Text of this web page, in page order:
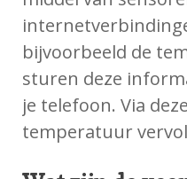
bijvoorbeeld de
sturen deze
je telefoon. Via
temperatuur